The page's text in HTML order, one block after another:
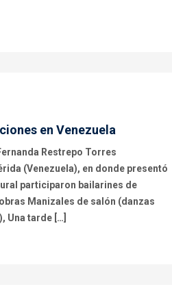
en Venezuela
Restrepo Torres
(Venezuela), en donde presentó
participaron bailarines de
Manizales de salón (danzas
Una tarde […]